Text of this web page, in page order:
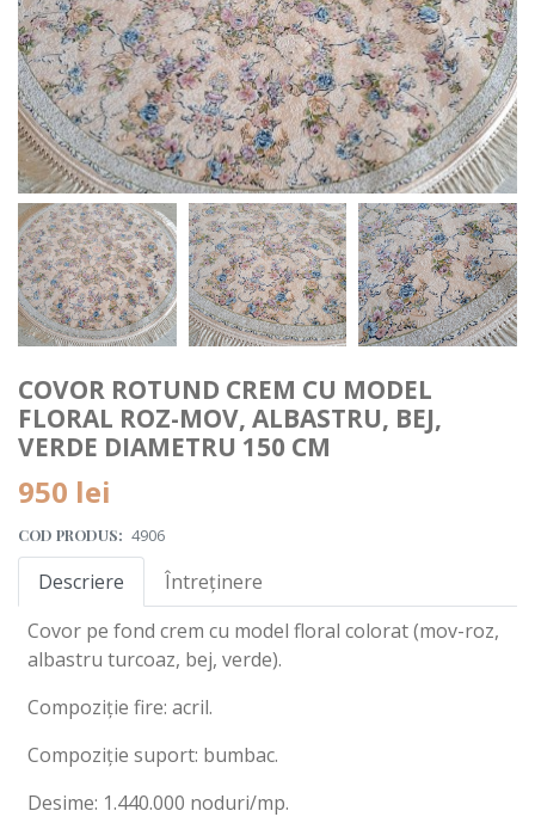
COVOR ROTUND CREM CU MODEL
FLORAL ROZ-MOV, ALBASTRU, BEJ,
VERDE DIAMETRU 150 CM
950 lei
COD PRODUS: 4906
Descriere
Întreținere
Covor pe fond crem cu model floral colorat (mov-roz,
albastru turcoaz, bej, verde).
Compoziție fire: acril.
Compoziție suport: bumbac.
Desime: 1.440.000 noduri/mp.